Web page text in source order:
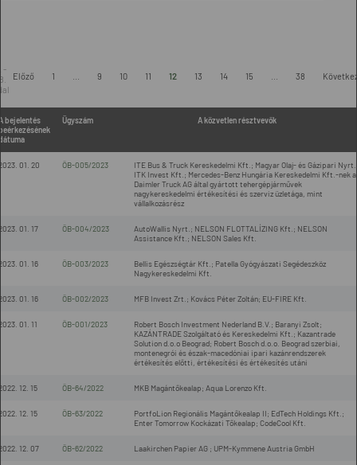
-
Előző 1 9 10 11 12 13 14 15 38
bejelentés
Ügyszám A közvetlen résztvevők
01. 20 ÖB-005/2023
ITE Bus & Truck Kereskedelmi Kft.; Magyar Olaj- és Gázipari
ITK Invest Kft.; Mercedes-Benz Hungária Kereskedelmi Kft.-nek a
Daimler Truck AG által gyártott tehergépjárművek
nagykereskedelmi értékesítési és szerviz üzletága, mint
vállalkozásrész
01. 17 ÖB-004/2023
AutoWallis Nyrt.; NELSON FLOTTALÍZING Kft.; NELSON
Assistance Kft.; NELSON Sales Kft.
01. 16 ÖB-003/2023
Bellis Egészségtár Kft.; Patella Gyógyászati Segédeszköz
Nagykereskedelmi Kft.
01. 16 ÖB-002/2023 MFB Invest Zrt.; Kovács Péter Zoltán; EU-FIRE Kft.
01. 11 ÖB-001/2023
Robert Bosch Investment Nederland B.V.; Baranyi Zsolt;
KAZÁNTRADE Szolgáltató és Kereskedelmi Kft.; Kazantrade
Solution d.o.o Beograd; Robert Bosch d.o.o. Beograd szerbiai,
montenegrói és észak-macedóniai ipari kazánrendszerek
értékesítés előtti, értékesítési és értékesítés utáni
12. 15 ÖB-64/2022 MKB Magántőkealap; Aqua Lorenzo Kft.
12. 15 ÖB-63/2022
PortfoLion Regionális Magántőkealap II; EdTech Holdings Kft.;
Enter Tomorrow Kockázati Tőkealap; CodeCool Kft.
12. 07 ÖB-62/2022 Laakirchen Papier AG ; UPM-Kymmene Austria GmbH